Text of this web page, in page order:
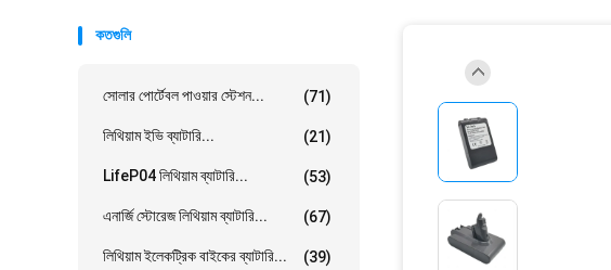
কতগুলি
সোলার পোর্টেবল পাওয়ার স্টেশন... (71)
লিথিয়াম ইভি ব্যাটারি... (21)
LifeP04 লিথিয়াম ব্যাটারি... (53)
এনার্জি স্টোরেজ লিথিয়াম ব্যাটারি... (67)
লিথিয়াম ইলেকট্রিক বাইকের ব্যাটারি... (39)